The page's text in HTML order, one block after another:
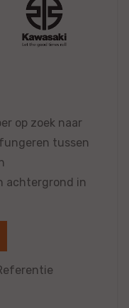
op zoek naar
tussen
achtergrond in